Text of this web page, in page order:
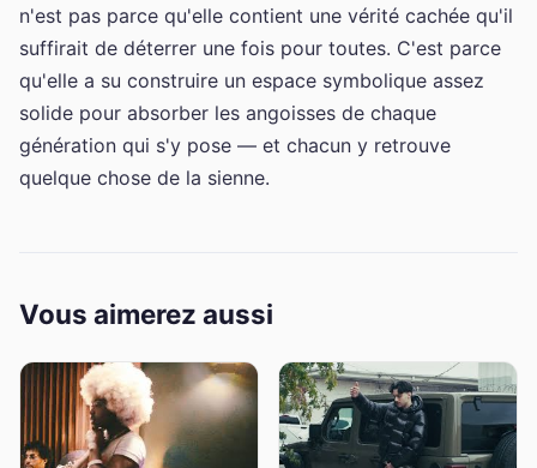
n'est pas parce qu'elle contient une vérité cachée qu'il
suffirait de déterrer une fois pour toutes. C'est parce
qu'elle a su construire un espace symbolique assez
solide pour absorber les angoisses de chaque
génération qui s'y pose — et chacun y retrouve
quelque chose de la sienne.
Vous aimerez aussi